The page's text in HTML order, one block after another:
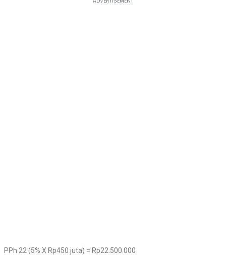
PPh 22 (5% X Rp450 juta) = Rp22.500.000